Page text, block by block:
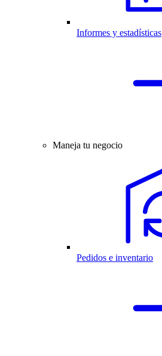
Informes y estadísticas
Maneja tu negocio
Pedidos e inventario